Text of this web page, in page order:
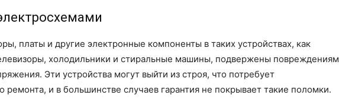
платы и другие электронные компоненты в таких устройствах, как
холодильники и стиральные машины, подвержены повреждениям
Эти устройства могут выйти из строя, что потребует
ремонта, и в большинстве случаев гарантия не покрывает такие поломки.